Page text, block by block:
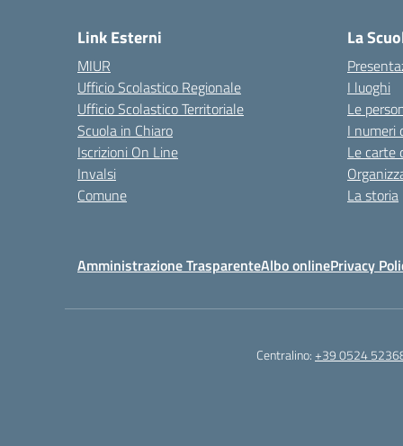
Link Esterni
MIUR
Ufficio Scolastico Regionale
Ufficio Scolastico Territoriale
Scuola in Chiaro
Iscrizioni On Line
Invalsi
Comune
La
I luoghi
Le
I numeri
Le carte
La storia
Amministrazione TrasparenteAlbo onlinePrivacy
Centralino:+39 0524